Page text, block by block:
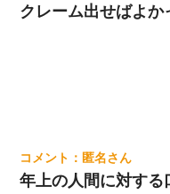
クレーム出せばよか
匿名
年上の人間に対す